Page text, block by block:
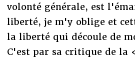
volonté générale, est
liberté, je m'y oblige et
la liberté qui découle de
C'est par sa critique de la